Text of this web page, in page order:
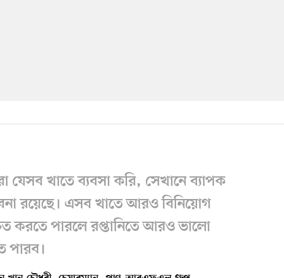
যেসব খাতে ব্যবসা করি, সেখানে ব্যাপক
রয়েছে। এসব খাতে আরও বিনিয়োগ
করতে পারলে রপ্তানিতে আরও ভালো
পারব।